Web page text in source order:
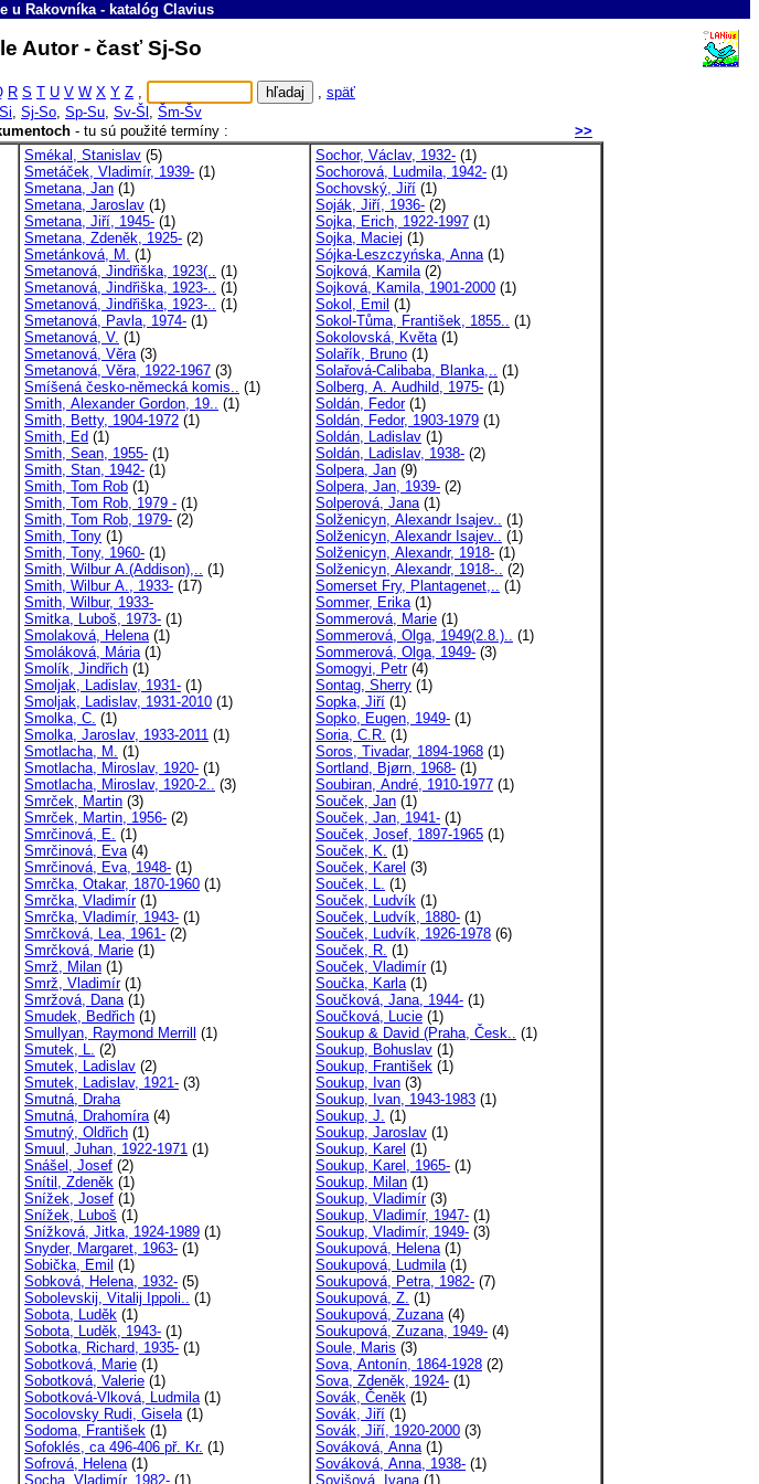
u Rakovníka- katalóg Clavius
Autor - časť Sj-So
R S T U V W X Y Z , , späť
, Sj-So, Sp-Su, Sv-Šl , Šm-Šv
- tu sú použité termíny :
>>
Smékal, Stanislav (5)
Smetáček, Vladimír, 1939- (1)
Smetana, Jan (1)
Smetana, Jaroslav (1)
Smetana, Jiří, 1945- (1)
Smetana, Zdeněk, 1925- (2)
Smetánková, M. (1)
Smetanová, Jindřiška, 1923(.. (1)
Smetanová, Jindřiška, 1923-.. (1)
Smetanová, Jindřiška, 1923-.. (1)
Smetanová, Pavla, 1974- (1)
Smetanová, V. (1)
Smetanová, Věra(3)
Smetanová, Věra, 1922-1967 (3)
Smíšená česko-německá komis.. (1)
Smith, Alexander Gordon, 19.. (1)
Smith, Betty, 1904-1972 (1)
Smith, Ed (1)
Smith, Sean, 1955- (1)
Smith, Stan, 1942- (1)
Smith, Tom Rob (1)
Smith, Tom Rob, 1979 - (1)
Smith, Tom Rob, 1979- (2)
Smith, Tony (1)
Smith, Tony, 1960- (1)
Smith, Wilbur A.(Addison),.. (1)
Smith, Wilbur A., 1933- (17)
Smith, Wilbur, 1933-
Smitka, Luboš, 1973- (1)
Smolaková, Helena(1)
Smoláková, Mária(1)
Smolík, Jindřich (1)
Smoljak, Ladislav, 1931- (1)
Smoljak, Ladislav, 1931-2010 (1)
Smolka, C. (1)
Smolka, Jaroslav, 1933-2011 (1)
Smotlacha, M. (1)
Smotlacha, Miroslav, 1920- (1)
Smotlacha, Miroslav, 1920-2.. (3)
Smrček, Martin (3)
Smrček, Martin, 1956- (2)
Smrčinová, E. (1)
Smrčinová, Eva(4)
Smrčinová, Eva, 1948- (1)
Smrčka, Otakar, 1870-1960 (1)
Smrčka, Vladimír(1)
Smrčka, Vladimír, 1943- (1)
Smrčková, Lea, 1961- (2)
Smrčková, Marie (1)
Smrž, Milan (1)
Smrž, Vladimír(1)
Smržová, Dana(1)
Smudek, Bedřich (1)
Smullyan, Raymond Merrill
(1)
Smutek, L. (2)
Smutek, Ladislav (2)
Smutek, Ladislav, 1921- (3)
Smutná, Draha
Smutná, Drahomíra(4)
Smutný, Oldřich (1)
Smuul, Juhan, 1922-1971 (1)
Snášel, Josef (2)
Snítil, Zdeněk (1)
Snížek, Josef (1)
Snížek, Luboš (1)
Snížková, Jitka, 1924-1989 (1)
Snyder, Margaret, 1963- (1)
Sobička, Emil (1)
Sobková, Helena, 1932- (5)
Sobolevskij, Vitalij Ippoli.. (1)
Sobota, Luděk (1)
Sobota, Luděk, 1943- (1)
Sobotka, Richard, 1935- (1)
Sobotková, Marie (1)
Sobotková, Valerie (1)
Sobotková-Vlková, Ludmila(1)
Socolovsky Rudi, Gisela(1)
Sodoma, František (1)
Sofoklés, ca 496-406 př. Kr. (1)
Sofrová, Helena(1)
Socha, Vladimír, 1982- (1)
Sochor, Václav, 1932- (1)
Sochorová, Ludmila, 1942- (1)
Sochovský, Jiří (1)
Soják, Jiří, 1936- (2)
Sojka, Erich, 1922-1997 (1)
Sojka, Maciej (1)
Sójka-Leszczyńska, Anna(1)
Sojková, Kamila(2)
Sojková, Kamila, 1901-2000 (1)
Sokol, Emil (1)
Sokol-Tůma, František, 1855.. (1)
Sokolovská, Květa(1)
Solařík, Bruno (1)
Solařová-Calibaba, Blanka,.. (1)
Solberg, A. Audhild, 1975- (1)
Soldán, Fedor(1)
Soldán, Fedor, 1903-1979 (1)
Soldán, Ladislav (1)
Soldán, Ladislav, 1938- (2)
Solpera, Jan (9)
Solpera, Jan, 1939- (2)
Solperová, Jana(1)
Solženicyn, Alexandr Isajev.. (1)
Solženicyn, Alexandr Isajev.. (1)
Solženicyn, Alexandr, 1918- (1)
Solženicyn, Alexandr, 1918-.. (2)
Somerset Fry, Plantagenet,.. (1)
Sommer, Erika(1)
Sommerová, Marie (1)
Sommerová, Olga, 1949(2.8.).. (1)
Sommerová, Olga, 1949- (3)
Somogyi, Petr(4)
Sontag, Sherry (1)
Sopka, Jiří (1)
Sopko, Eugen, 1949- (1)
Soria, C.R. (1)
Soros, Tivadar, 1894-1968 (1)
Sortland, Bjørn, 1968- (1)
Soubiran, André, 1910-1977 (1)
Souček, Jan (1)
Souček, Jan, 1941- (1)
Souček, Josef, 1897-1965 (1)
Souček, K. (1)
Souček, Karel (3)
Souček, L. (1)
Souček, Ludvík (1)
Souček, Ludvík, 1880- (1)
Souček, Ludvík, 1926-1978 (6)
Souček, R. (1)
Souček, Vladimír(1)
Součka, Karla(1)
Součková, Jana, 1944- (1)
Součková, Lucie (1)
Soukup & David (Praha, Česk.. (1)
Soukup, Bohuslav (1)
Soukup, František (1)
Soukup, Ivan (3)
Soukup, Ivan, 1943-1983 (1)
Soukup, J. (1)
Soukup, Jaroslav (1)
Soukup, Karel (1)
Soukup, Karel, 1965- (1)
Soukup, Milan (1)
Soukup, Vladimír(3)
Soukup, Vladimír, 1947- (1)
Soukup, Vladimír, 1949- (3)
Soukupová, Helena(1)
Soukupová, Ludmila(1)
Soukupová, Petra, 1982- (7)
Soukupová, Z. (1)
Soukupová, Zuzana(4)
Soukupová, Zuzana, 1949- (4)
Soule, Maris (3)
Sova, Antonín, 1864-1928 (2)
Sova, Zdeněk, 1924- (1)
Sovák, Čeněk (1)
Sovák, Jiří (1)
Sovák, Jiří, 1920-2000 (3)
Sováková, Anna(1)
Sováková, Anna, 1938- (1)
Sovišová, Ivana (1)